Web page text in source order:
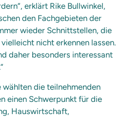
erklärt Rike Bullwinkel,
den Fachgebieten der
wieder Schnittstellen, die
nicht erkennen lassen.
daher besonders interessant
wählten die teilnehmenden
einen Schwerpunkt für die
Hauswirtschaft,